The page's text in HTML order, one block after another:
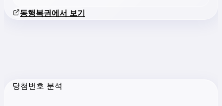
동행복권에서 보기
당첨번호 분석